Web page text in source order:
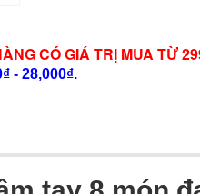
CÓ GIÁ TRỊ MUA TỪ
- 28,000₫.